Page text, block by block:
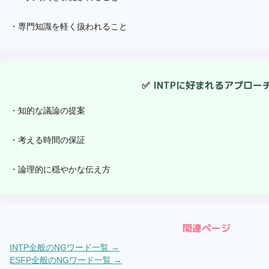
・ 専門知識を軽く扱われること
✅ INTPに好まれるアプロー
・ 知的な議論の提案
・ 考える時間の保証
・ 論理的に穏やかな伝え方
関連ページ
INTP全般のNGワード一覧 →
ESFP全般のNGワード一覧 →